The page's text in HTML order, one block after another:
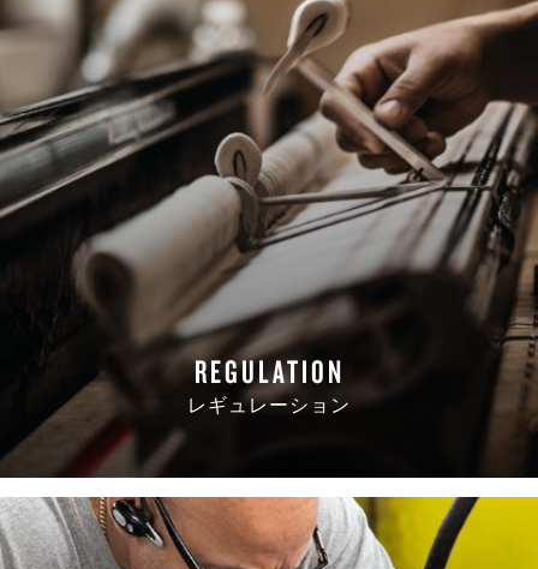
REGULATION
レギュレーション